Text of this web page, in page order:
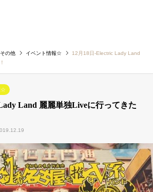
その他 イベント情報☆
12月18日-Electric Lady Land
☆
Land 麗麗単独Liveに行ってきた